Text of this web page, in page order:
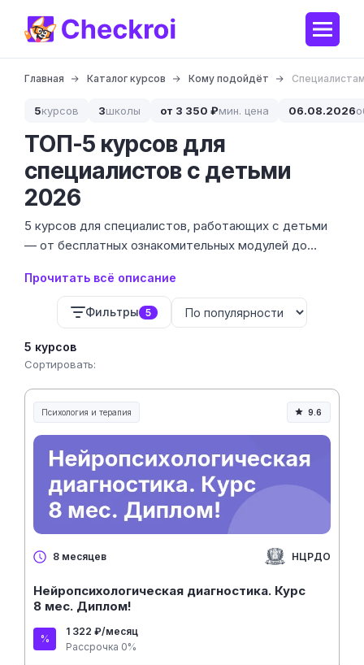
Главная Каталог курсов Кому подойдёт
5курсов 3школы от 3 350 ₽мин. цена 06.08.2026
ТОП-5 курсов для
специалистов с детьми
2026
5 курсов для специалистов, работающих с детьми
— от бесплатных ознакомительных модулей до
собрали предложения от 3 проверенных школ,
которые специализируются на педагогике и детской
психологии.
Прочитать всё описание
Фильтры 5
5 курсов
Сортировать:
Психология и терапия 9.6
8 месяцев НЦРДО
Нейропсихологическая диагностика. Курс
8 мес. Диплом!
1 322 ₽/месяц
Рассрочка 0%